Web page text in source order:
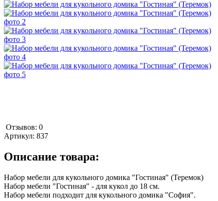
Отзывов: 0
Артикул: 837
Описание товара:
Набор мебели для кукольного домика "Гостиная" (Теремок)
Набор мебели "Гостиная" - для кукол до 18 см.
Набор мебели подходит для кукольного домика "София".